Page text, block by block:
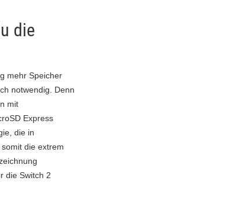
die
mehr Speicher
notwendig. Denn
mit
Express
die in
die extrem
die Switch 2